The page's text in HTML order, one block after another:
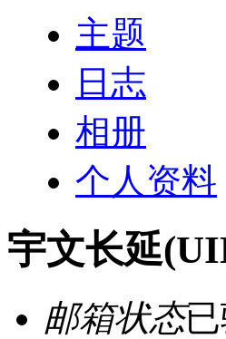
主题
日志
相册
个人资料
宇文长延
邮箱状态